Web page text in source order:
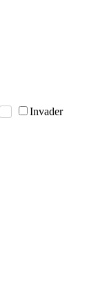
Invader